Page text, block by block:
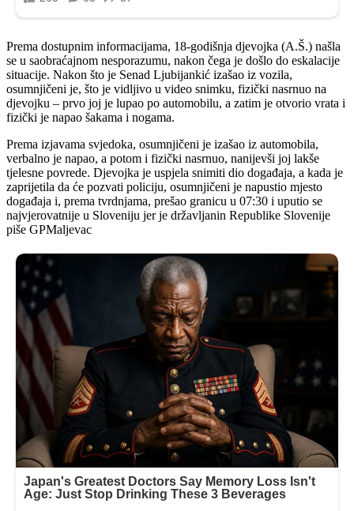
Prema dostupnim informacijama, 18-godišnja djevojka (A.Š.) našla
se u saobraćajnom nesporazumu, nakon čega je došlo do eskalacije
situacije. Nakon što je Senad Ljubijankić izašao iz vozila,
osumnjičeni je, što je vidljivo u video snimku, fizički nasrnuo na
djevojku – prvo joj je lupao po automobilu, a zatim je otvorio vrata i
fizički je napao šakama i nogama.
Prema izjavama svjedoka, osumnjičeni je izašao iz automobila,
verbalno je napao, a potom i fizički nasrnuo, nanijevši joj lakše
tjelesne povrede. Djevojka je uspjela snimiti dio događaja, a kada je
zaprijetila da će pozvati policiju, osumnjičeni je napustio mjesto
događaja i, prema tvrdnjama, prešao granicu u 07:30 i uputio se
najvjerovatnije u Sloveniju jer je državljanin Republike Slovenije
piše GPMaljevac